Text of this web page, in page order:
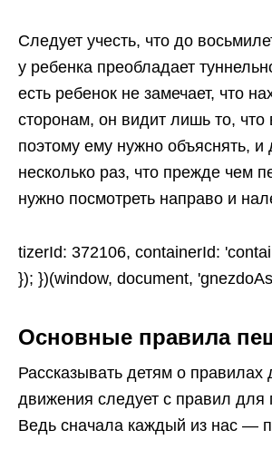
Следует учесть, что до
у ребенка преобладает
есть ребенок не замечает, что
сторонам, он видит лишь то, что
поэтому ему нужно объяснять, и
несколько раз, что прежде чем
нужно посмотреть направо и
tizerId: 372106, containerId:
}); })(window, document,
Основные правила
Рассказывать детям о правилах
движения следует с правил для
Ведь сначала каждый из нас —